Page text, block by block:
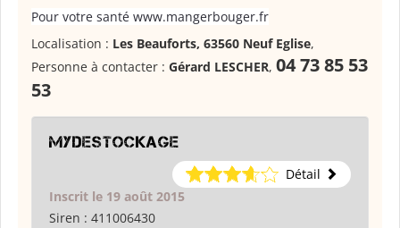
Pour votre santé www.mangerbouger.fr
Localisation : Les Beauforts, 63560 Neuf Eglise,
Personne à contacter : Gérard LESCHER, 04 73 85 53
53
Mydestockage
Détail
Inscrit le 19 août 2015
Siren : 411006430